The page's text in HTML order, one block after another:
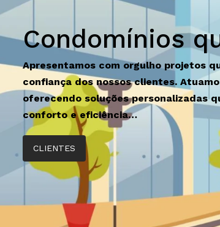
Condomínios
Apresentamos com orgulho projetos
confiança dos nossos clientes.
oferecendo soluções personalizadas
conforto e eficiência…
CLIENTES